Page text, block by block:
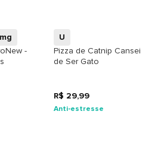
-
U
Pizza de Catnip Cansei
de Ser Gato
R$ 29,99
Anti-estresse